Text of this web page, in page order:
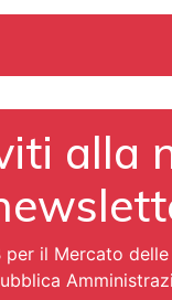
alla
per il Mercato